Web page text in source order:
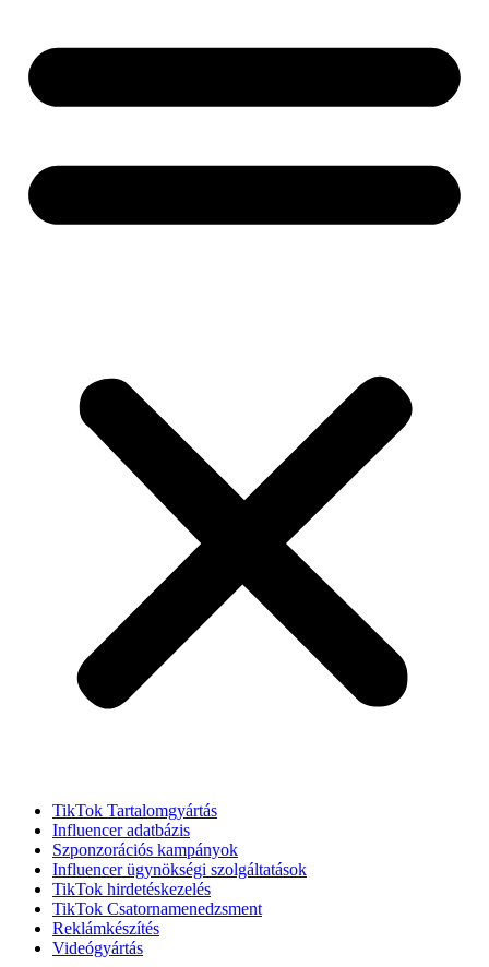
TikTok Tartalomgyártás
Influencer adatbázis
Szponzorációs kampányok
Influencer ügynökségi szolgáltatások
TikTok hirdetéskezelés
TikTok Csatornamenedzsment
Reklámkészítés
Videógyártás